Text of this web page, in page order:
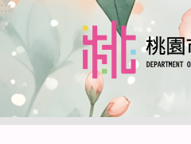
跳到主要內容區塊
:::